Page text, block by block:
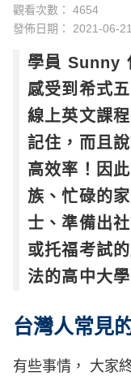
觀看次數： 4654
發佈日期： 2021-06-21
學員 Sunny
感受到希式
線上英文課
記住，而且
高效率！因
族、忙碌的
士、準備出
或托福考試
法的高中大
台灣人常見
有些事情， 大家